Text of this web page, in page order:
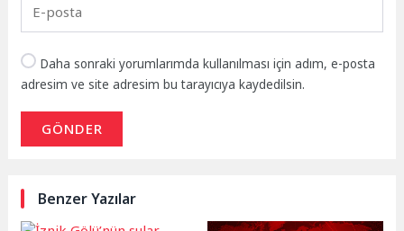
Daha sonraki yorumlarımda kullanılması için adım, e-posta
adresim ve site adresim bu tarayıcıya kaydedilsin.
GÖNDER
Benzer Yazılar